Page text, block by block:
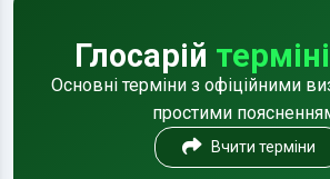
Глосарій
Основні терміни з офіційними
простими
Вчити терміни